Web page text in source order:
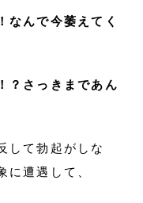
なんで今萎えてく
？さっきまであん
して勃起がしな
遭遇して、